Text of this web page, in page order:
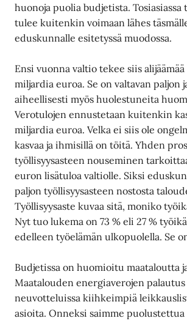
huonoja puolia budjetista. Tosiasiassa
tulee kuitenkin voimaan lähes
eduskunnalle esitetyssä muodossa.
Ensi vuonna valtio tekee siis alijäämää
miljardia euroa. Se on valtavan paljon
aiheellisesti myös huolestuneita
Verotulojen ennustetaan kuitenkin
miljardia euroa. Velka ei siis ole
kasvaa ja ihmisillä on töitä. Yhden
työllisyysasteen nouseminen
euron lisätuloa valtiolle. Siksi
paljon työllisyysasteen nostosta
Työllisyysaste kuvaa sitä, moniko
Nyt tuo lukema on 73 % eli 27 %
edelleen työelämän ulkopuolella. Se
Budjetissa on huomioitu maataloutta
Maatalouden energiaverojen
neuvotteluissa kiihkeimpiä
asioita. Onneksi saimme puolustettua